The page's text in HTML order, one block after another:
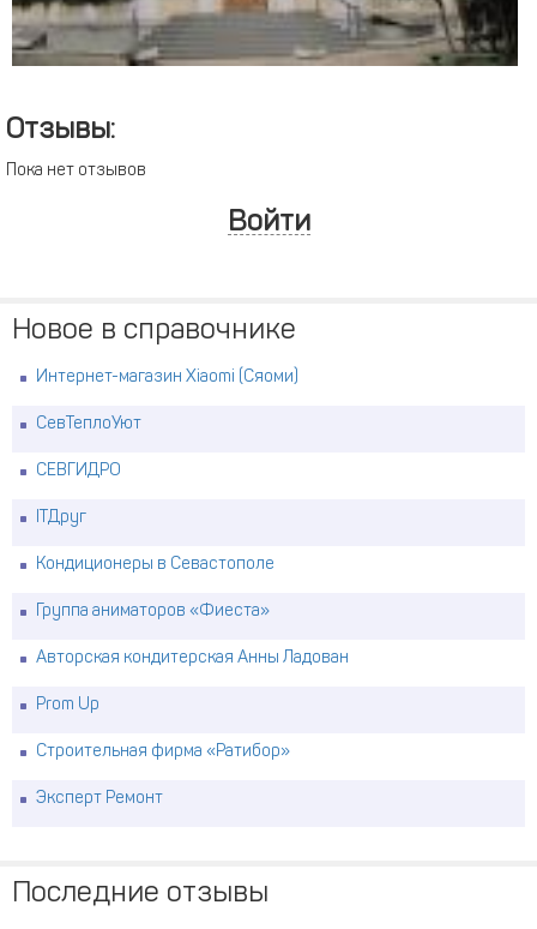
Отзывы:
Пока нет отзывов
Войти
Новое в справочнике
Интернет-магазин Xiaomi (Сяоми)
СевТеплоУют
СЕВГИДРО
ITДруг
Кондиционеры в Севастополе
Группа аниматоров «Фиеста»
Авторская кондитерская Анны Ладован
Prom Up
Строительная фирма «Ратибор»
Эксперт Ремонт
Последние отзывы